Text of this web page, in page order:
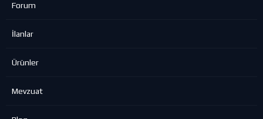
Forum
İlanlar
Ürünler
Mevzuat